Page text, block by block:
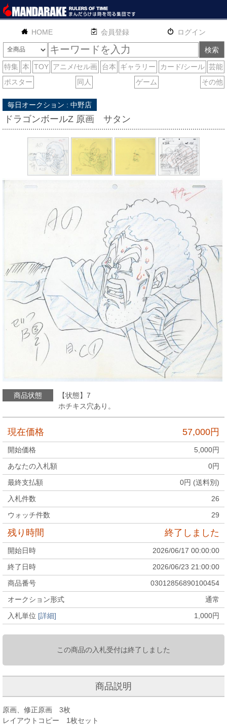
HOME English 通販 サイトマップ お問い合わせ
毎日オークション : 中野店
ドラゴンボールZ 原画 サタン
商品状態
【状態】7
ホチキス穴あり。
現在価格 57,000円
開始価格 5,000円
あなたの入札額
0円
最終支払額
0円 (送料別)
入札件数
26
ウォッチ件数
29
残り時間 終了しました
開始日時
2026/06/17 00:00:00
終了日時
2026/06/23 21:00:00
商品番号
03012856890100454
オークション形式
通常
入札単位 [詳細] 1,000円
この商品の入札受付は終了しました
商品説明
原画、修正原画 3枚
レイアウトコピー 1枚セット